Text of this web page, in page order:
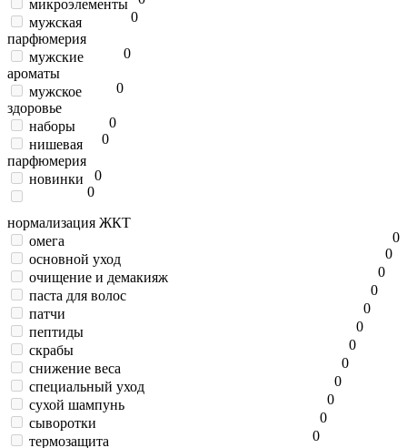
микроэлементы
0
мужская
парфюмерия
0
мужские
ароматы
0
мужское
здоровье
0
наборы
0
нишевая
парфюмерия
0
новинки
0
нормализация ЖКТ
0
омега
0
основной уход
0
очищение и демакияж
0
паста для волос
0
патчи
0
пептиды
0
скрабы
0
снижение веса
0
специальный уход
0
сухой шампунь
0
сыворотки
0
термозащита